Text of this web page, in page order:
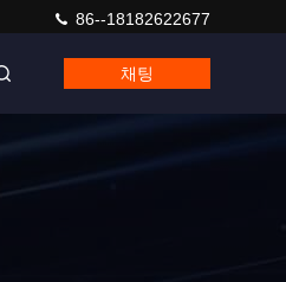
86--18182622677
채팅